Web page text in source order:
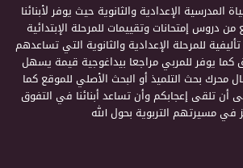
المدرسية الإعدادية والثانوية حيث يوفر لأبنائنا
من دروس إمتحانات وتقييمات للمرحلة الإبتدائية
للمرحلة الإعدادية والثانوية التي تساعدهم
كما يوفر للمربي مراجعا بيداغوجية قيمة يسهل
محرك بحث التلميذ أو البحث الأصلي للموقع كما
أن تلقى إعجابكم وأن تساعد أبنائنا في التفوق
في مسيرتهم التربوية بحول الله